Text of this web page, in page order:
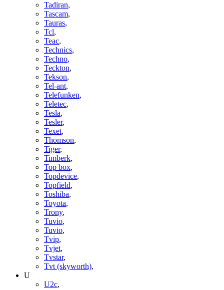
Tadiran,
Tascam,
Tauras,
Tcl,
Teac,
Technics,
Techno,
Teckton,
Tekson,
Tel-ant,
Telefunken,
Teletec,
Tesla,
Tesler,
Texet,
Thomson,
Tiger,
Timberk,
Top box,
Topdevice,
Topfield,
Toshiba,
Toyota,
Trony,
Tuvio,
Tuvio,
Tvip,
Tvjet,
Tvstar,
Tvt (skyworth),
U
U2c,